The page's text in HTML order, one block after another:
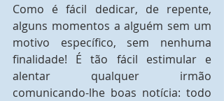
Como é fácil dedicar, de repente,
alguns momentos a alguém sem um
motivo específico, sem nenhuma
finalidade! É tão fácil estimular e
alentar qualquer irmão
comunicando-lhe boas notícia: todo